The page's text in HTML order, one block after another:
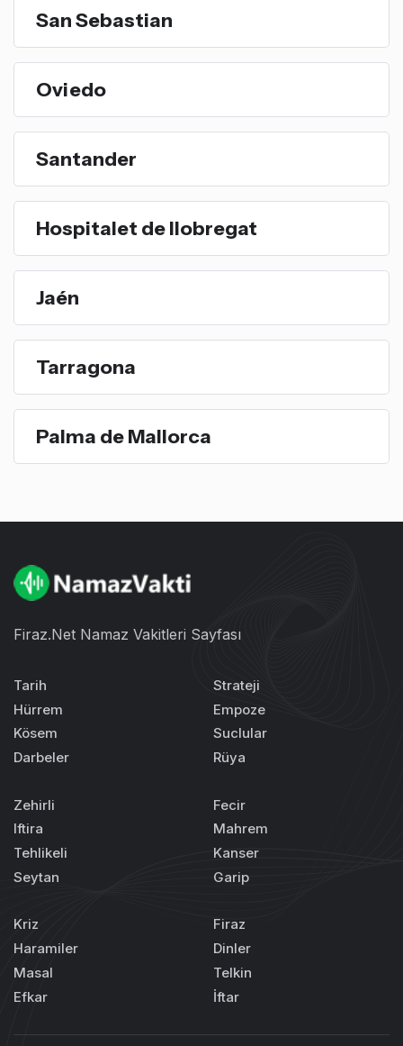
San Sebastian
Oviedo
Santander
Hospitalet de llobregat
Jaén
Tarragona
Palma de Mallorca
Firaz.Net Namaz Vakitleri Sayfası
Tarih
Hürrem
Kösem
Darbeler
Strateji
Empoze
Suclular
Rüya
Zehirli
Iftira
Tehlikeli
Seytan
Fecir
Mahrem
Kanser
Garip
Kriz
Haramiler
Masal
Efkar
Firaz
Dinler
Telkin
İftar